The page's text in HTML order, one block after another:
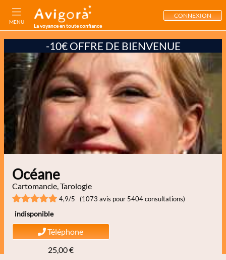
MENU
La voyance en toute confiance
CONNEXION
-10€ OFFRE DE BIENVENUE
Océane
Cartomancie, Tarologie
4,9/5 (1073 avis pour 5404 consultations)
indisponible
Téléphone
25,00 €